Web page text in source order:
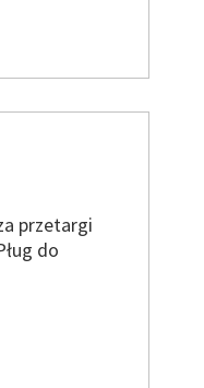
przetargi
do